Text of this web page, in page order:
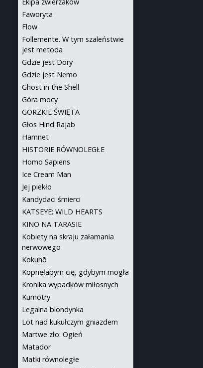
Faworyta
Flow
Follemente. W tym szaleństwie
jest metoda
Gdzie jest Dory
Gdzie jest Nemo
Ghost in the Shell
Góra mocy
GORZKIE ŚWIĘTA
Głos Hind Rajab
Hamnet
HISTORIE RÓWNOLEGŁE
Homo Sapiens
Ice Cream Man
Jej piekło
Kandydaci śmierci
KATSEYE: WILD HEARTS
KINO NA TARASIE
Kobiety na skraju załamania
nerwowego
Kokuhō
Kopnęłabym cię, gdybym mogła
Kronika wypadków miłosnych
Kumotry
Legalna blondynka
Lot nad kukułczym gniazdem
Martwe zło: Ogień
Matador
Matki równoległe